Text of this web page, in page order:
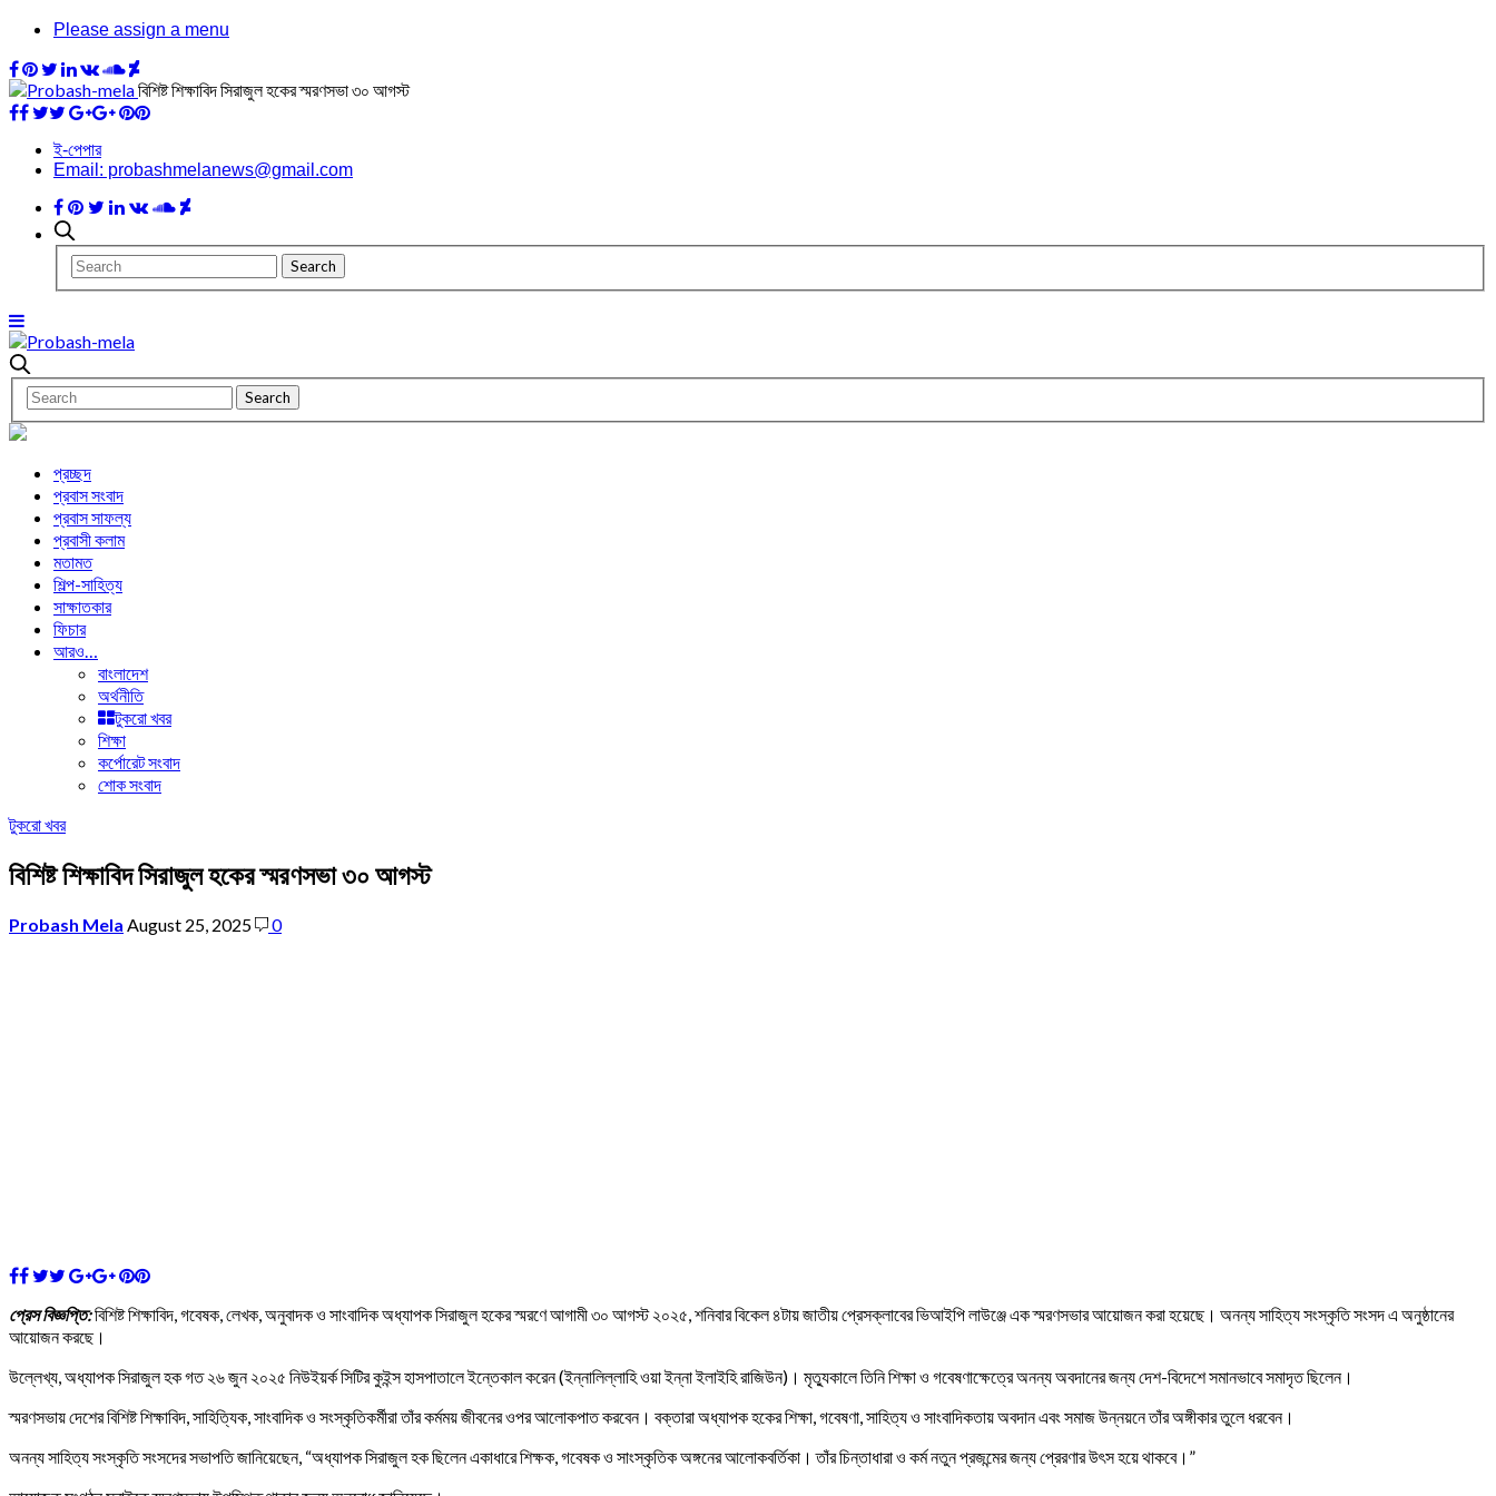
Please assign a menu
বিশিষ্ট শিক্ষাবিদ সিরাজুল হকের স্মরণসভা ৩০ আগস্ট
ই-পেপার
Email: probashmelanews@gmail.com
প্রচ্ছদ
প্রবাস সংবাদ
প্রবাস সাফল্য
প্রবাসী কলাম
মতামত
শিল্প-সাহিত্য
সাক্ষাতকার
ফিচার
আরও…
বাংলাদেশ
অর্থনীতি
টুকরো খবর
শিক্ষা
কর্পোরেট সংবাদ
শোক সংবাদ
টুকরো খবর
বিশিষ্ট শিক্ষাবিদ সিরাজুল হকের স্মরণসভা ৩০ আগস্ট
Probash Mela August 25, 2025 0
প্রেস বিজ্ঞপ্তি:বিশিষ্ট শিক্ষাবিদ, গবেষক, লেখক, অনুবাদক ও সাংবাদিক অধ্যাপক সিরাজুল হকের স্মরণে আগামী ৩০ আগস্ট ২০২৫, শনিবার বিকেল ৪টায় জাতীয় প্রেসক্লাবের ভিআইপি লাউঞ্জে এক স্মরণসভার আয়োজন করা হয়েছে। অনন্য সাহিত্য সংস্কৃতি সংসদ এ অনুষ্ঠানের
আয়োজন করছে।
উল্লেখ্য, অধ্যাপক সিরাজুল হক গত ২৬ জুন ২০২৫ নিউইয়র্ক সিটির কুইন্স হাসপাতালে ইন্তেকাল করেন (ইন্নালিল্লাহি ওয়া ইন্না ইলাইহি রাজিউন)। মৃত্যুকালে তিনি শিক্ষা ও গবেষণাক্ষেত্রে অনন্য অবদানের জন্য দেশ-বিদেশে সমানভাবে সমাদৃত ছিলেন।
স্মরণসভায় দেশের বিশিষ্ট শিক্ষাবিদ, সাহিত্যিক, সাংবাদিক ও সংস্কৃতিকর্মীরা তাঁর কর্মময় জীবনের ওপর আলোকপাত করবেন। বক্তারা অধ্যাপক হকের শিক্ষা, গবেষণা, সাহিত্য ও সাংবাদিকতায় অবদান এবং সমাজ উন্নয়নে তাঁর অঙ্গীকার তুলে ধরবেন।
অনন্য সাহিত্য সংস্কৃতি সংসদের সভাপতি জানিয়েছেন, “অধ্যাপক সিরাজুল হক ছিলেন একাধারে শিক্ষক, গবেষক ও সাংস্কৃতিক অঙ্গনের আলোকবর্তিকা। তাঁর চিন্তাধারা ও কর্ম নতুন প্রজন্মের জন্য প্রেরণার উৎস হয়ে থাকবে।”